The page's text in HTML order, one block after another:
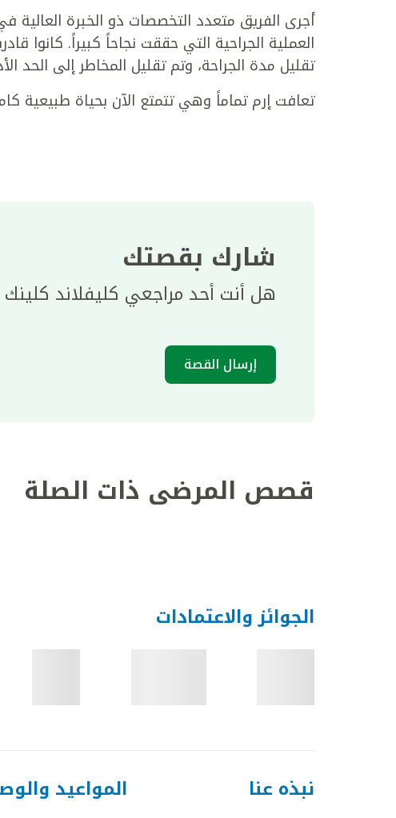
أجرى الفريق متعدد التخصصات ذو الخبرة العالية
العملية الجراحية التي حققت نجاحاً كبيراً. كانوا
تقليل مدة الجراحة، وتم تقليل المخاطر إلى الحد
تعافت إرم تماماً وهي تتمتع الآن بحياة طبيعية
شارك بقصتك
هل أنت أحد مراجعي كليفلاند
إرسال القصة
قصص المرضى ذات الصلة
الجوائز والاعتمادات
نبذه عنا المواعيد